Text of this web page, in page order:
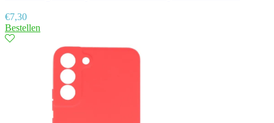
€7,30
Bestellen